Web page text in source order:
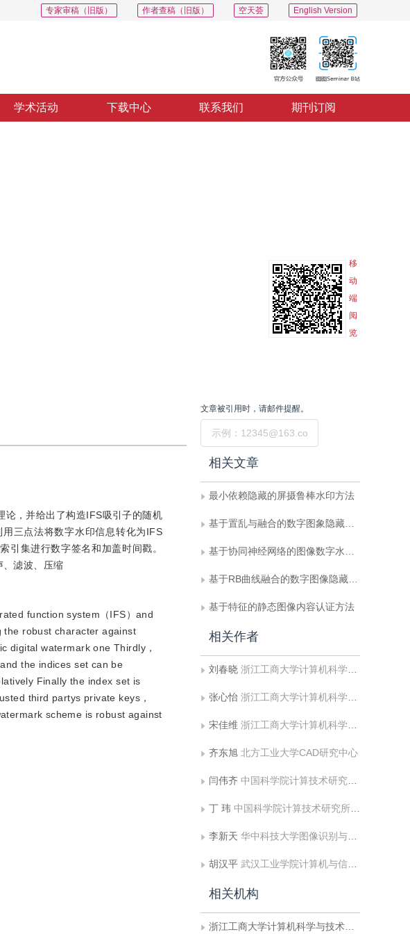
English Version
空天荟
作者查稿（旧版）
专家审稿（旧版）
学术活动 下载中心 联系我们 期刊订阅
移
动
端
阅
览
，并给出了构造IFS吸引子的随机
三点法将数字水印信息转化为IFS
引集进行数字签名和加盖时间戳。
、滤波、压缩
function system（IFS）and
the robust character against
digital watermark one Thirdly，
the indices set can be
Finally the index set is
third partys private keys，
scheme is robust against
文章被引用时，请邮件提醒。
相关文章
最小依赖隐藏的屏摄鲁棒水印方法
基于置乱与融合的数字图象隐藏技术及其应用
基于协同神经网络的图像数字水印算法
基于RB曲线融合的数字图像隐藏技术
基于特征的静态图像内容认证方法
相关作者
刘春晓 浙江工商大学计算机科学与技术学院
张心怡 浙江工商大学计算机科学与技术学院
宋佳维 浙江工商大学计算机科学与技术学院
齐东旭 北方工业大学CAD研究中心
闫伟齐 中国科学院计算技术研究所CAD开放研究实验室
丁 玮 中国科学院计算技术研究所CAD开放研究实验室
李新天 华中科技大学图像识别与人工智能研究所，图像信息处理与智能控制教育部重点实验室
胡汉平 武汉工业学院计算机与信息工程系
相关机构
浙江工商大学计算机科学与技术学院